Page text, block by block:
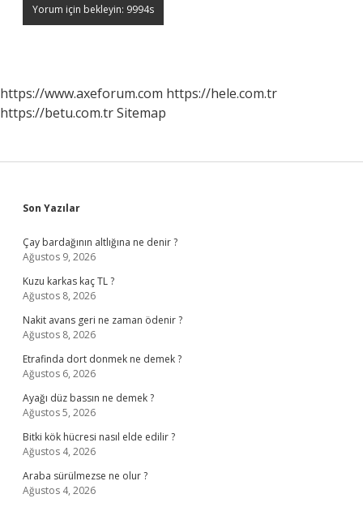
https://www.axeforum.com https://hele.com.tr
https://betu.com.trSitemap
Sidebar
Son Yazılar
Çay bardağının altlığına ne denir ?
Ağustos 9, 2026
Kuzu karkas kaç TL ?
Ağustos 8, 2026
Nakit avans geri ne zaman ödenir ?
Ağustos 8, 2026
Etrafinda dort donmek ne demek ?
Ağustos 6, 2026
Ayağı düz bassın ne demek ?
Ağustos 5, 2026
Bitki kök hücresi nasıl elde edilir ?
Ağustos 4, 2026
Araba sürülmezse ne olur ?
Ağustos 4, 2026